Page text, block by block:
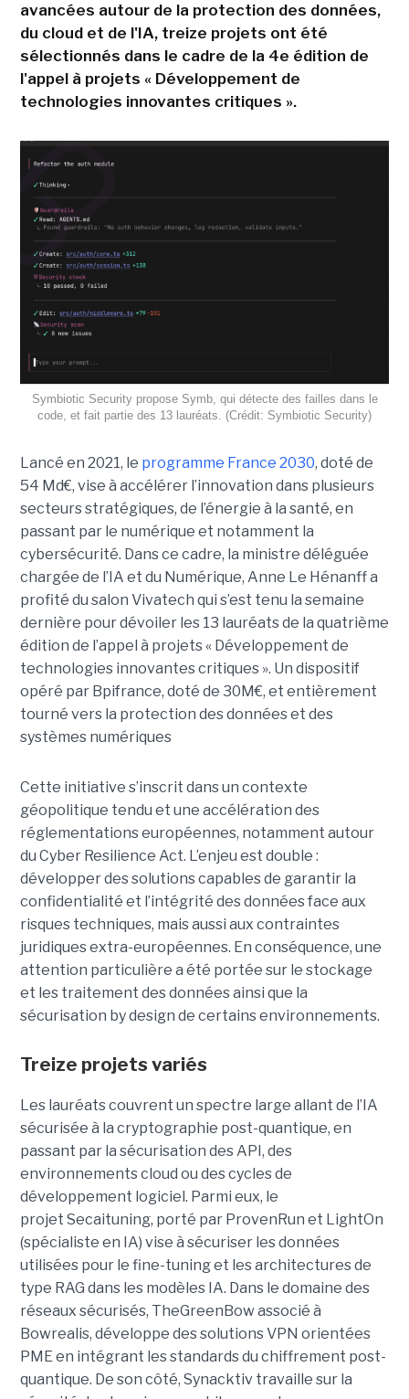
avancées autour de la protection des données,
du cloud et de l'IA, treize projets ont été
sélectionnés dans le cadre de la 4e édition de
l'appel à projets « Développement de
technologies innovantes critiques ».
Symbiotic Security propose Symb, qui détecte des failles dans le
code, et fait partie des 13 lauréats. (Crédit: Symbiotic Security)
Lancé en 2021, le programme France 2030, doté de
54 Md€, vise à accélérer l’innovation dans plusieurs
secteurs stratégiques, de l’énergie à la santé, en
passant par le numérique et notamment la
cybersécurité. Dans ce cadre, la ministre déléguée
chargée de l’IA et du Numérique, Anne Le Hénanff a
profité du salon Vivatech qui s’est tenu la semaine
dernière pour dévoiler les 13 lauréats de la quatrième
édition de l’appel à projets « Développement de
technologies innovantes critiques ». Un dispositif
opéré par Bpifrance, doté de 30M€, et entièrement
tourné vers la protection des données et des
systèmes numériques
Cette initiative s’inscrit dans un contexte
géopolitique tendu et une accélération des
réglementations européennes, notamment autour
du Cyber Resilience Act. L’enjeu est double :
développer des solutions capables de garantir la
confidentialité et l’intégrité des données face aux
risques techniques, mais aussi aux contraintes
juridiques extra-européennes. En conséquence, une
attention particulière a été portée sur le stockage
et les traitement des données ainsi que la
sécurisation by design de certains environnements.
Treize projets variés
Les lauréats couvrent un spectre large allant de l’IA
sécurisée à la cryptographie post-quantique, en
passant par la sécurisation des API, des
environnements cloud ou des cycles de
développement logiciel. Parmi eux, le
projet Secaituning, porté par ProvenRun et LightOn
(spécialiste en IA) vise à sécuriser les données
utilisées pour le fine-tuning et les architectures de
type RAG dans les modèles IA. Dans le domaine des
réseaux sécurisés, TheGreenBow associé à
Bowrealis, développe des solutions VPN orientées
PME en intégrant les standards du chiffrement post-
quantique. De son côté, Synacktiv travaille sur la